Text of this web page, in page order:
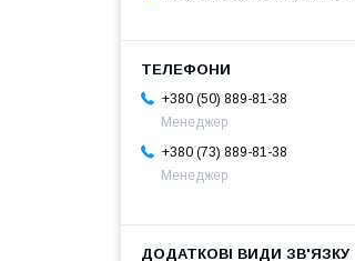
+380 (50) 889-81-38
Менеджер
+380 (73) 889-81-38
Менеджер